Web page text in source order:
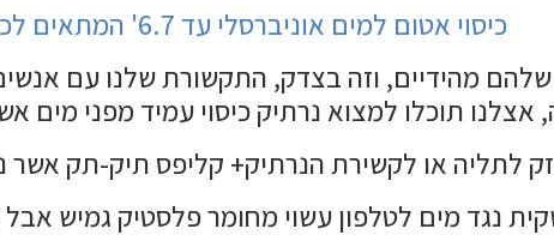
כיסוי אטום למים אוניברסלי עד 6.7' המתאים לכל מטרה
מהידיים, וזה בצדק, התקשורת שלנו עם אנשים
תוכלו למצוא נרתיק כיסוי עמיד מפני
לתליה או לקשירת הנרתיק+ קליפס תיק-תק
נגד מים לטלפון עשוי מחומר פלסטיק גמיש